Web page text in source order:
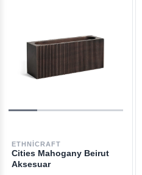
ETHNICRAFT
Cities Mahogany Beirut
Aksesuar